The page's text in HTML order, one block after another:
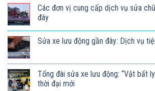
Các đơn vị cung cấp dịch vụ sửa
đây
Sửa xe lưu động gần đây: Dịch vụ
Tổng đài sửa xe lưu động: “Vật bất
thời đại mới